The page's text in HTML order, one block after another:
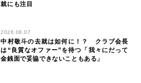
就にも注目
2026.08.07
中村敬斗の去就は如何に！？ クラブ会長
は“良質なオファー”を待つ「我々にだって
金銭面で妥協できないこともある」